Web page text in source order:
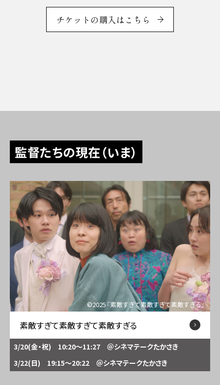
チケットの購入はこちら
監督たちの現在（いま）
©2025『素敵すぎて素敵すぎて素敵すぎる』
素敵すぎて素敵すぎて素敵すぎる
3/20(金・祝) 10:20～11:27 ＠シネマテークたかさき
3/22(日) 19:15～20:22 ＠シネマテークたかさき